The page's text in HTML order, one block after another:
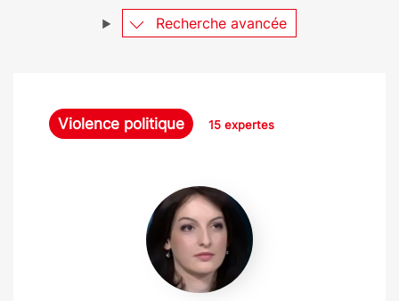
Recherche avancée
Violence politique 15 expertes
Myriam
Benraad